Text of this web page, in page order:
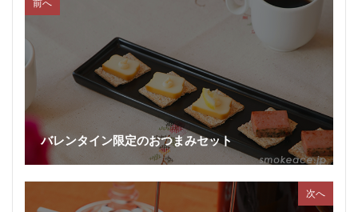
前へ
バレンタイン限定のおつまみセット
次へ